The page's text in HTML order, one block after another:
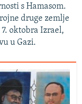
s Hamasom.
druge zemlje
oktobra Izrael,
u Gazi.